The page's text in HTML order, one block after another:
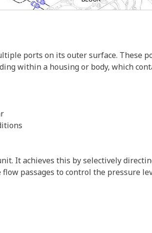
ports on its outer surface. These
within a housing or body, which
It achieves this by selectively
passages to control the pressure